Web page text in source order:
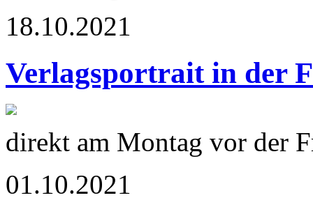
18.10.2021
Verlagsportrait in der
direkt am Montag vor der
01.10.2021